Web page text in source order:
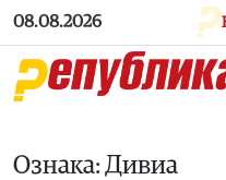
Skip to main content
08.08.2026
Ознака: Дивиа